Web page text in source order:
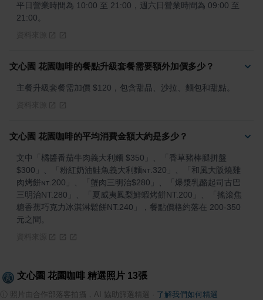
平日營業時間為 10:00 至 21:00，週六日營業時間為 09:00 至
21:00。
文心園 花園咖啡的餐點升級套餐需要額外加價多少？
主餐升級套餐需加價 $120，包含甜品、沙拉、麵包和甜點。
文心園 花園咖啡的平均消費金額大約是多少？
文中「橘醬番茄牛肉義大利麵 $350」、「香草豬棒腿拼盤
$300」、「粉紅奶油鮭魚義大利麵ɴᴛ.320」、「和風大阪燒雞
肉烤餅ɴᴛ.200」、「蟹肉三明治$280」、「爆漿乳酪起司古巴
三明治NT.280」、「夏威夷鳳梨鮮蝦烤餅NT.200」、「搖滾焦
糖香蕉巧克力冰淇淋鬆餅NT.240」，餐點價格約落在 200-350
元之間。
文心園 花園咖啡 精選照片 13張
照片由合作部落客拍攝，AI 協助篩選精選 了解我們如何精選